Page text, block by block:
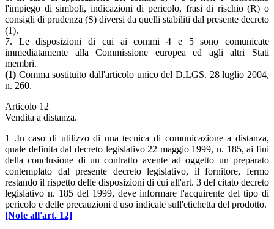
l'impiego di simboli, indicazioni di pericolo, frasi di rischio (R) o
consigli di prudenza (S) diversi da quelli stabiliti dal presente decreto
(1).
7. Le disposizioni di cui ai commi 4 e 5 sono comunicate
immediatamente alla Commissione europea ed agli altri Stati
membri.
(1) Comma sostituito dall'articolo unico del D.LGS. 28 luglio 2004,
n. 260.
Articolo 12
Vendita a distanza.
1 .In caso di utilizzo di una tecnica di comunicazione a distanza,
quale definita dal decreto legislativo 22 maggio 1999, n. 185, ai fini
della conclusione di un contratto avente ad oggetto un preparato
contemplato dal presente decreto legislativo, il fornitore, fermo
restando il rispetto delle disposizioni di cui all'art. 3 del citato decreto
legislativo n. 185 del 1999, deve informare l'acquirente del tipo di
pericolo e delle precauzioni d'uso indicate sull'etichetta del prodotto.
[Note all'art. 12]